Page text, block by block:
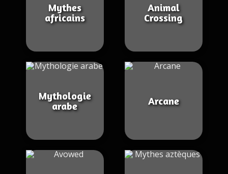
Mythes
africains
Animal
Crossing
Mythologie
arabe
Arcane